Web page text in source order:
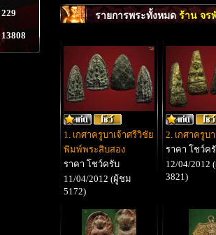
229
13808
รายการพระทั้งหมดร้าน จร
1. เกศาครูบาเจ้าศรีวิชัย
พิมพ์พระสิบสอง
ราคา โชว์ครับ
11/04/2012 (ผู้ชม
5172)
2. เกศาครูบ
ราคา โชว์ค
12/04/2012
3821)